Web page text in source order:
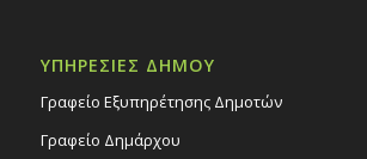
ΥΠΗΡΕΣΙΕΣ ΔΗΜΟΥ
Γραφείο Εξυπηρέτησης Δημοτών
Γραφείο Δημάρχου